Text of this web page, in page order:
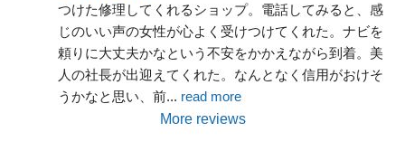
つけた修理してくれるショップ。電話してみると、感
じのいい声の女性が心よく受けつけてくれた。ナビを
頼りに大丈夫かなという不安をかかえながら到着。美
人の社長が出迎えてくれた。なんとなく信用がおけそ
うかなと思い、前... read more
More reviews